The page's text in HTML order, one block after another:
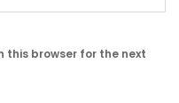
this browser for the next